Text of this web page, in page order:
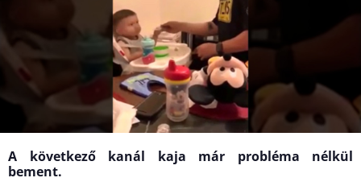
A következő kanál kaja már probléma nélkül
bement.